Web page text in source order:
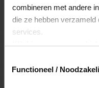
combineren met andere
die ze hebben verzameld
services.
Klikhiervoor ons
Functioneel /
Veelgestelde
Het volledige